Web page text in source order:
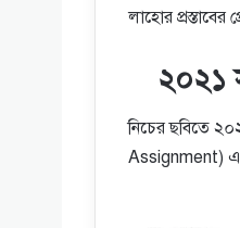
লাহোর প্রস্তাবের
২০২১
নিচের ছবিতে
Assignment) এর